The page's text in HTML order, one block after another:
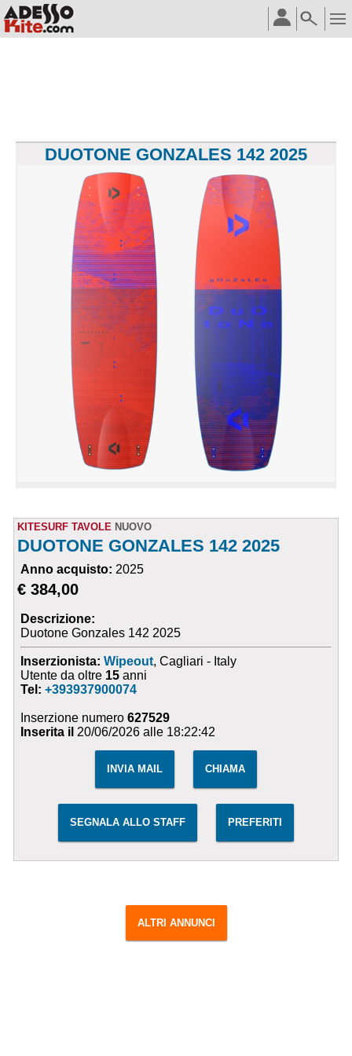
DUOTONE GONZALES 142 2025
KITESURF TAVOLE NUOVO
DUOTONE GONZALES 142 2025
Anno acquisto: 2025
€ 384,00
Descrizione:
Duotone Gonzales 142 2025
Inserzionista: Wipeout, Cagliari - Italy
Utente da oltre 15 anni
Tel:+393937900074
Inserzione numero627529
Inserita il 20/06/2026 alle 18:22:42
INVIA MAIL CHIAMA
SEGNALA ALLO STAFF PREFERITI
ALTRI ANNUNCI